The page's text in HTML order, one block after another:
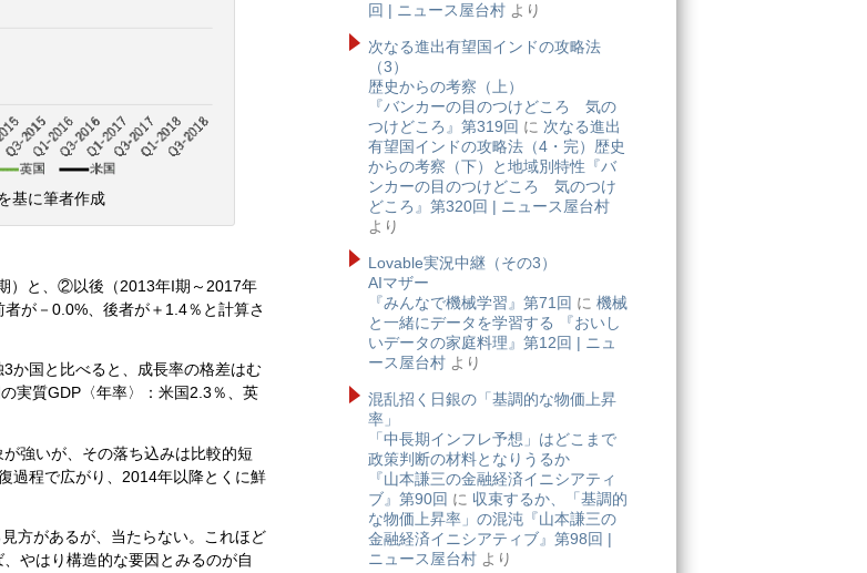
基に筆者作成
）と、②以後（2013年I期～2017年
が－0.0%、後者が＋1.4％と計算さ
か国と比べると、成長率の格差はむ
実質GDP〈年率〉：米国2.3％、英
強いが、その落ち込みは比較的短
過程で広がり、2014年以降とくに鮮
方があるが、当たらない。これほど
やはり構造的な要因とみるのが自
回 | ニュース屋台村 より
次なる進出有望国インドの攻略法
（3）
歴史からの考察（上）
『バンカーの目のつけどころ 気の
つけどころ』第319回 に 次なる進出
有望国インドの攻略法（4・完）歴史
からの考察（下）と地域別特性『バ
ンカーの目のつけどころ 気のつけ
どころ』第320回 | ニュース屋台村
より
Lovable実況中継（その3）
AIマザー
『みんなで機械学習』第71回 に 機械
と一緒にデータを学習する 『おいし
いデータの家庭料理』第12回 | ニュ
ース屋台村 より
混乱招く日銀の「基調的な物価上昇
率」
「中長期インフレ予想」はどこまで
政策判断の材料となりうるか
『山本謙三の金融経済イニシアティ
ブ』第90回 に 収束するか、「基調的
な物価上昇率」の混沌『山本謙三の
金融経済イニシアティブ』第98回 |
ニュース屋台村 より